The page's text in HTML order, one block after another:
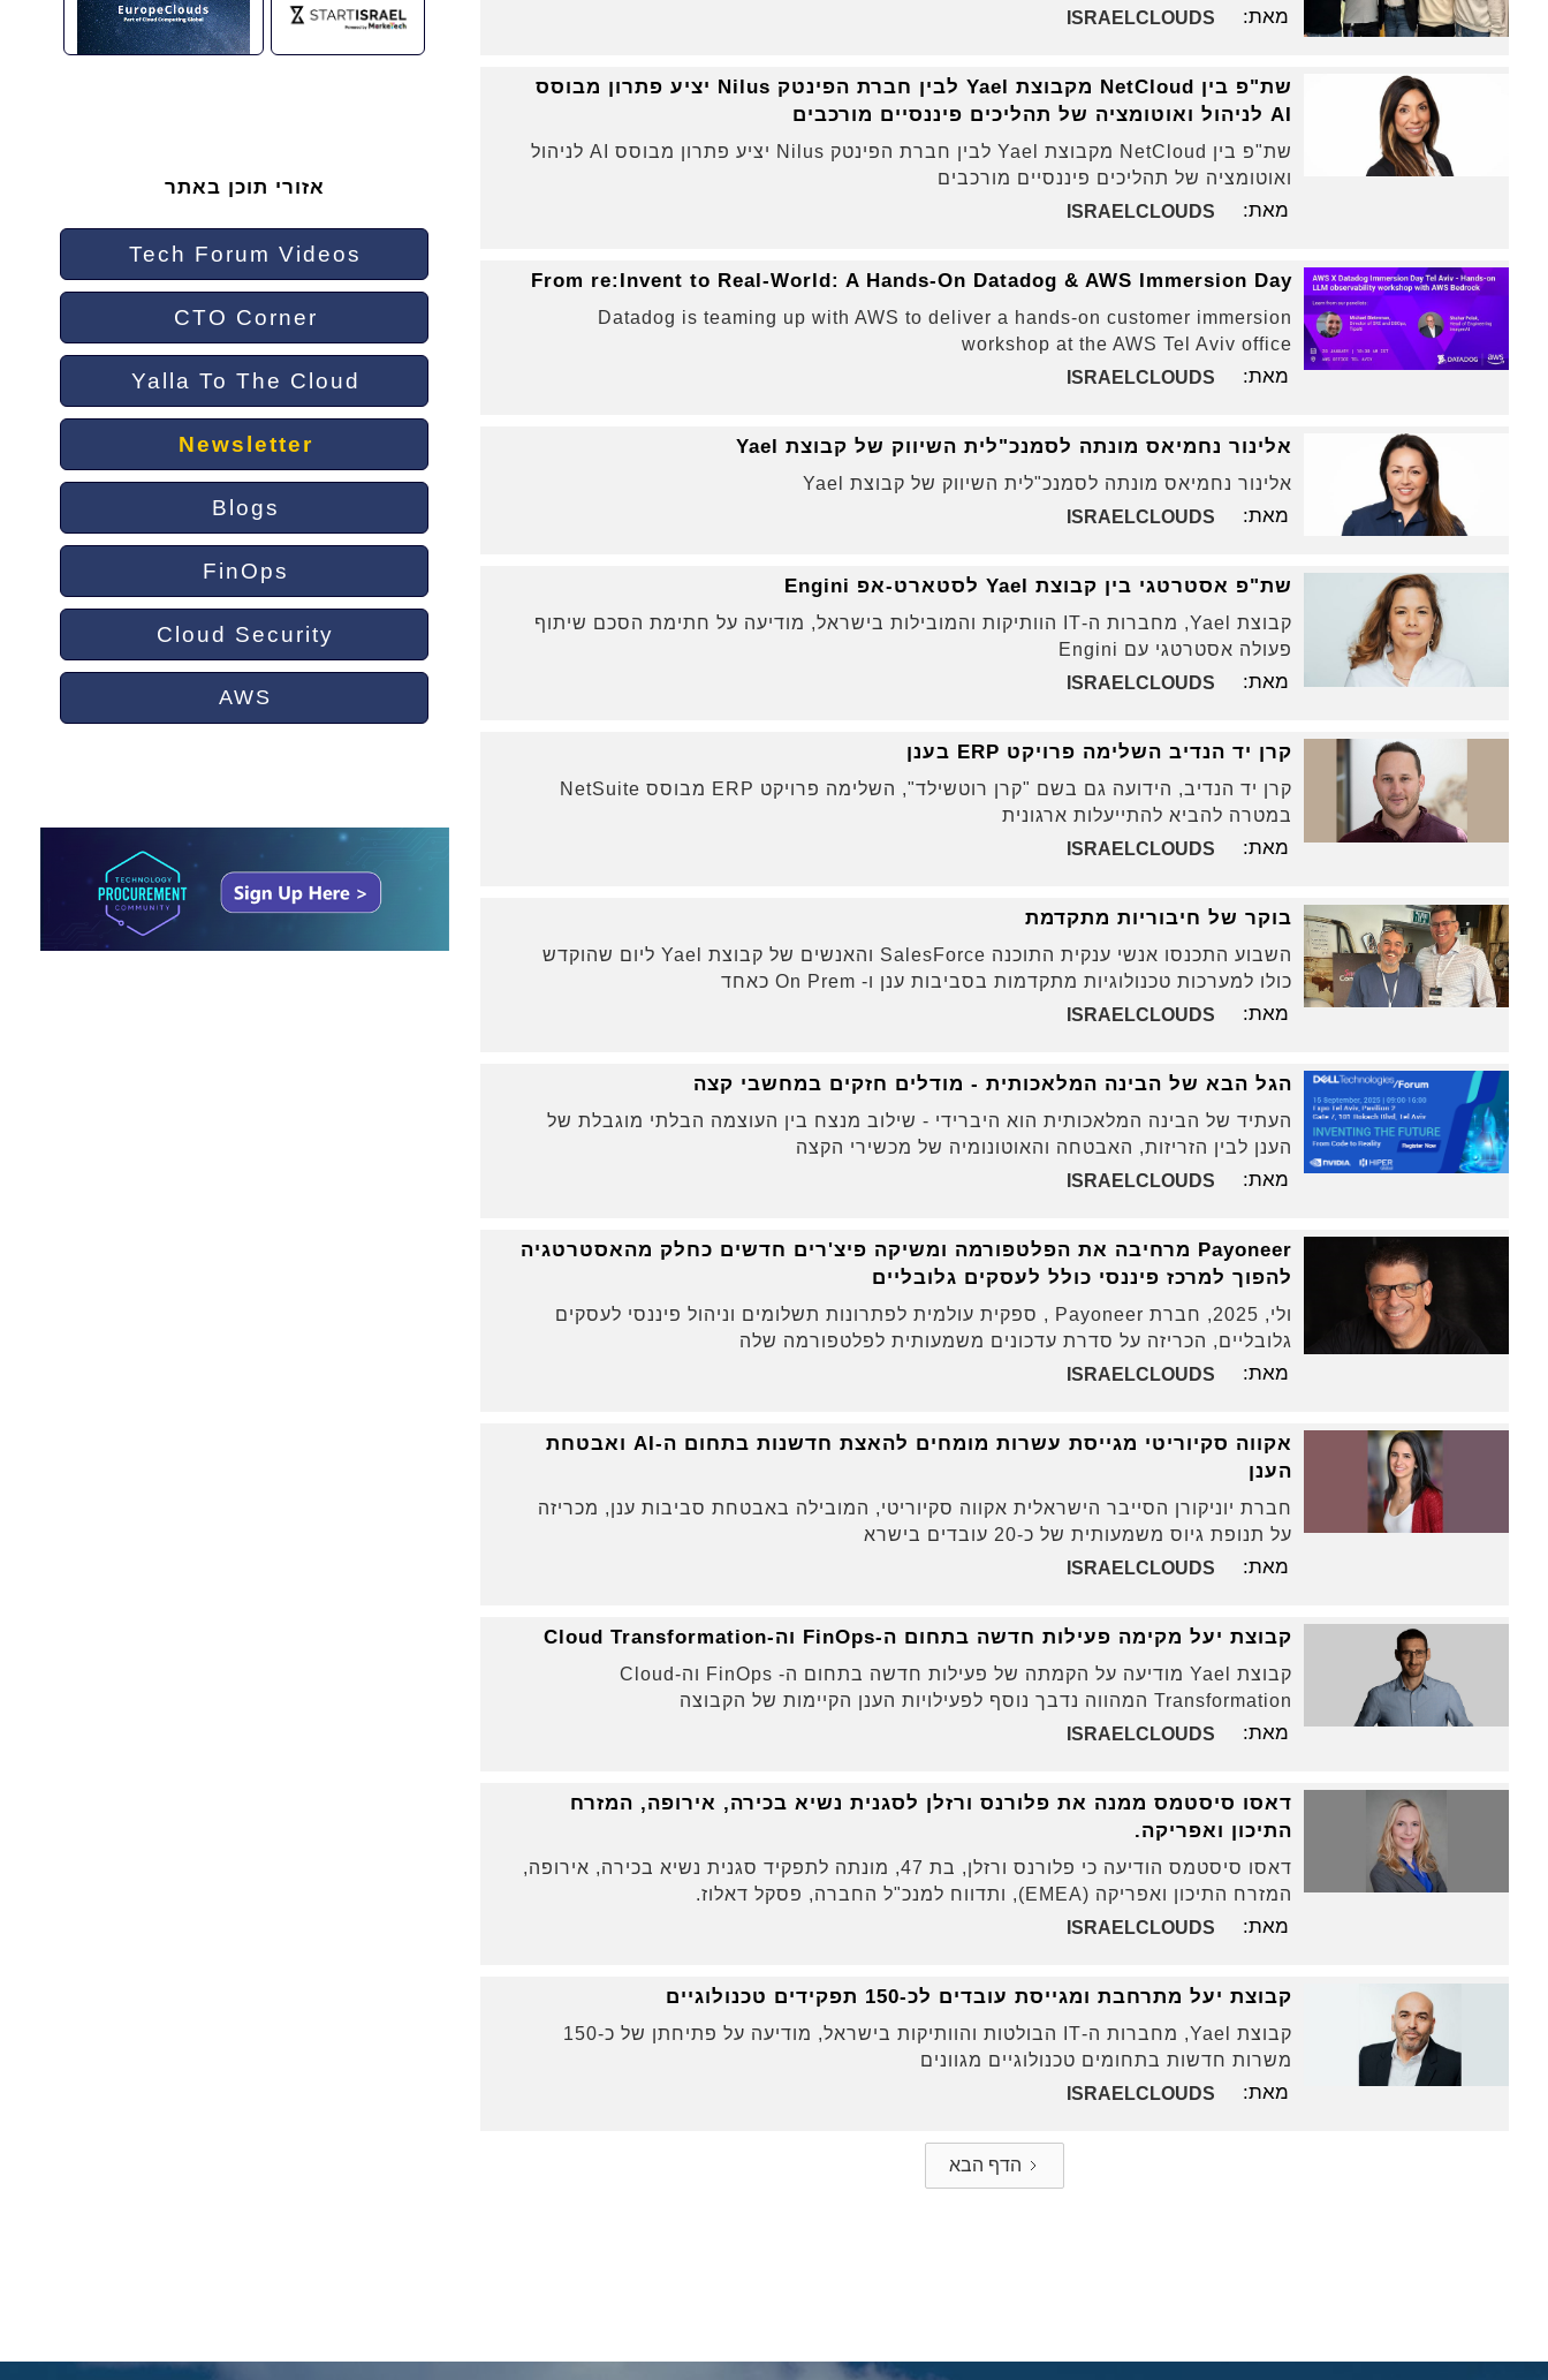
אזורי תוכן באתר
Tech Forum Videos
CTO Corner
Yalla To The Cloud
Newsletter
Blogs
FinOps
Cloud Security
AWS
מאת: ISRAELCLOUDS
שת"פ בין NetCloud מקבוצת Yael לבין חברת הפינטק Nilus יציע פתרון מבוסס
AI לניהול ואוטומציה של תהליכים פיננסיים מורכבים
שת"פ בין NetCloud מקבוצת Yael לבין חברת הפינטק Nilus יציע פתרון מבוסס AI לניהול
ואוטומציה של תהליכים פיננסיים מורכבים
מאת: ISRAELCLOUDS
From re:Invent to Real-World: A Hands-On Datadog & AWS Immersion Day
Datadog is teaming up with AWS to deliver a hands-on customer immersion
workshop at the AWS Tel Aviv office
מאת: ISRAELCLOUDS
אלינור נחמיאס מונתה לסמנכ"לית השיווק של קבוצת Yael
אלינור נחמיאס מונתה לסמנכ"לית השיווק של קבוצת Yael
מאת: ISRAELCLOUDS
שת"פ אסטרטגי בין קבוצת Yael לסטארט-אפ Engini
קבוצת Yael, מחברות ה-IT הוותיקות והמובילות בישראל, מודיעה על חתימת הסכם שיתוף
פעולה אסטרטגי עם Engini
מאת: ISRAELCLOUDS
קרן יד הנדיב השלימה פרויקט ERP בענן
קרן יד הנדיב, הידועה גם בשם "קרן רוטשילד", השלימה פרויקט ERP מבוסס NetSuite
במטרה להביא להתייעלות ארגונית
מאת: ISRAELCLOUDS
בוקר של חיבוריות מתקדמת
השבוע התכנסו אנשי ענקית התוכנה SalesForce והאנשים של קבוצת Yael ליום שהוקדש
כולו למערכות טכנולוגיות מתקדמות בסביבות ענן ו- On Prem כאחד
מאת: ISRAELCLOUDS
הגל הבא של הבינה המלאכותית - מודלים חזקים במחשבי קצה
העתיד של הבינה המלאכותית הוא היברידי - שילוב מנצח בין העוצמה הבלתי מוגבלת של
הענן לבין הזריזות, האבטחה והאוטונומיה של מכשירי הקצה
מאת: ISRAELCLOUDS
Payoneer מרחיבה את הפלטפורמה ומשיקה פיצ'רים חדשים כחלק מהאסטרטגיה
להפוך למרכז פיננסי כולל לעסקים גלובליים
ולי, 2025, חברת Payoneer , ספקית עולמית לפתרונות תשלומים וניהול פיננסי לעסקים
גלובליים, הכריזה על סדרת עדכונים משמעותית לפלטפורמה שלה
מאת: ISRAELCLOUDS
אקווה סקיוריטי מגייסת עשרות מומחים להאצת חדשנות בתחום ה-AI ואבטחת
הענן
חברת יוניקורן הסייבר הישראלית אקווה סקיוריטי, המובילה באבטחת סביבות ענן, מכריזה
על תנופת גיוס משמעותית של כ-20 עובדים בישרא
מאת: ISRAELCLOUDS
קבוצת יעל מקימה פעילות חדשה בתחום ה-FinOps וה-Cloud Transformation
קבוצת Yael מודיעה על הקמתה של פעילות חדשה בתחום ה- FinOps וה-Cloud
Transformation המהווה נדבך נוסף לפעילויות הענן הקיימות של הקבוצה
מאת: ISRAELCLOUDS
דאסו סיסטמס ממנה את פלורנס ורזלן לסגנית נשיא בכירה, אירופה, המזרח
התיכון ואפריקה.
דאסו סיסטמס הודיעה כי פלורנס ורזלן, בת 47, מונתה לתפקיד סגנית נשיא בכירה, אירופה,
המזרח התיכון ואפריקה (EMEA), ותדווח למנכ"ל החברה, פסקל דאלוז.
מאת: ISRAELCLOUDS
קבוצת יעל מתרחבת ומגייסת עובדים לכ-150 תפקידים טכנולוגיים
קבוצת Yael, מחברות ה-IT הבולטות והוותיקות בישראל, מודיעה על פתיחתן של כ-150
משרות חדשות בתחומים טכנולוגיים מגוונים
מאת: ISRAELCLOUDS
הדף הבא